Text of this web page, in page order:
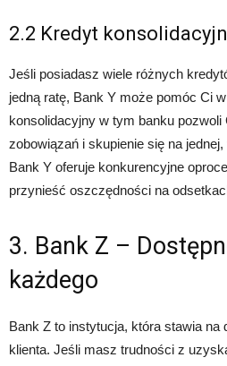
2.2 Kredyt
Jeśli posiadasz wiele różnych
jedną ratę, Bank Y może pomóc Ci
konsolidacyjny w tym banku pozwoli
zobowiązań i skupienie się na
Bank Y oferuje konkurencyjne
przynieść oszczędności na
3. Bank Z –
każdego
Bank Z to instytucja, która stawia na
klienta. Jeśli masz trudności z